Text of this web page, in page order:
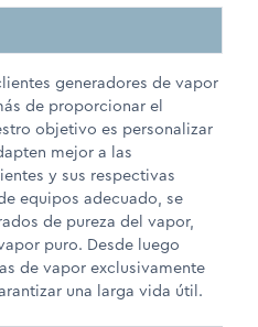
generadores de vapor
de proporcionar el
objetivo es personalizar
mejor a las
y sus respectivas
equipos adecuado, se
de pureza del vapor,
puro. Desde luego
de vapor exclusivamente
una larga vida útil.